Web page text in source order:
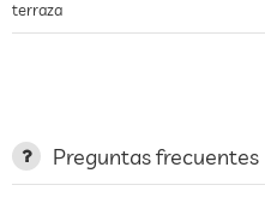
terraza
hamacasPreguntas frecuentes